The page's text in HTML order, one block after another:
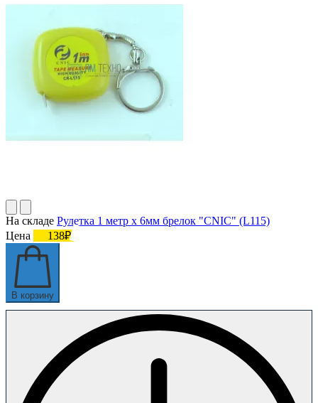
На складе Рулетка 1 метр х 6мм брелок "CNIC" (L115)
Цена
138₽
В корзину